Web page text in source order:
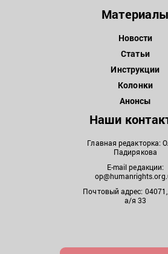
Материалы
Новости
Статьи
Инструкции
Колонки
Анонсы
Наши
Главная редакторка:
Падирякова
E-mail редакции:
Почтовый адрес:
а/я 33